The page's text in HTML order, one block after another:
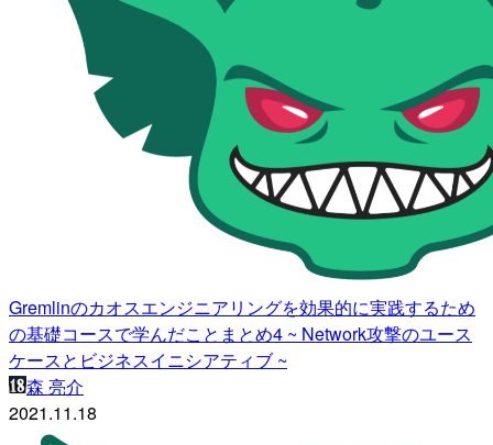
Gremlinのカオスエンジニアリングを効果的に実践するため
の基礎コースで学んだことまとめ4 ~ Network攻撃のユース
ケースとビジネスイニシアティブ ~
森 亮介
2021.11.18